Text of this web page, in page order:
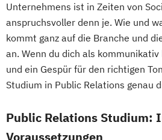
Unternehmens ist in Zeiten von
anspruchsvoller denn je. Wie und
kommt ganz auf die Branche und
an. Wenn du dich als
und ein Gespür für den richtigen
Studium in Public Relations genau
Public Relations Studium: